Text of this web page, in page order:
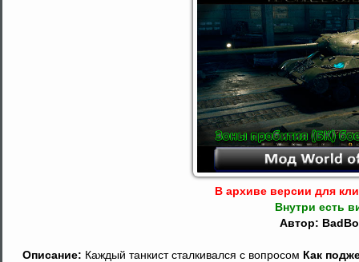
В архиве версии для
Внутри есть
Автор:
Описание: Каждый танкист сталкивался с вопросом Как